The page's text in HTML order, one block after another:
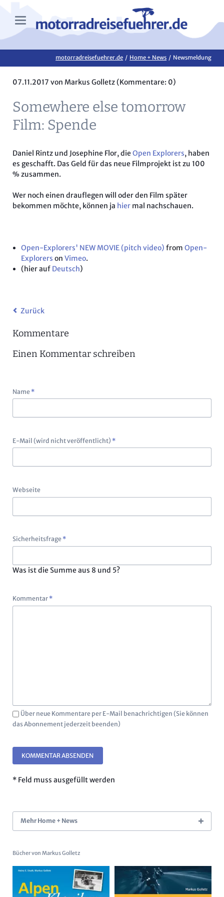
motorradreisefuehrer.de Home + News Newsmeldung
07.11.2017 von Markus Golletz (Kommentare: 0)
Somewhere else tomorrow
Film: Spende
Daniel Rintz und Josephine Flor, dieOpen Explorers, haben
es geschafft. Das Geld für das neue Filmprojekt ist zu 100
% zusammen.
Wer noch einen drauflegen will oder den Film später
bekommen möchte, können ja hier mal nachschauen.
Open-Explorers' NEW MOVIE (pitch video) fromOpen-
Explorers onVimeo.
(hier auf Deutsch)
Zurück
Kommentare
Einen Kommentar schreiben
Pflichtfeld
Name *
Pflichtfeld
E-Mail (wird nicht veröffentlicht) *
Webseite
Pflichtfeld
Sicherheitsfrage *
Was ist die Summe aus 8 und 5?
Pflichtfeld
Kommentar *
Über neue Kommentare per E-Mail benachrichtigen (Sie können
das Abonnement jederzeit beenden)
KOMMENTAR ABSENDEN
* Feld muss ausgefüllt werden
Mehr Home + News
Bücher von Markus Golletz